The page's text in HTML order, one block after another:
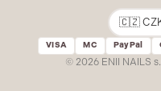
Žádný spam. Odhlásit se lze
© 2026 ENII NAILS
VISA MC PayPal